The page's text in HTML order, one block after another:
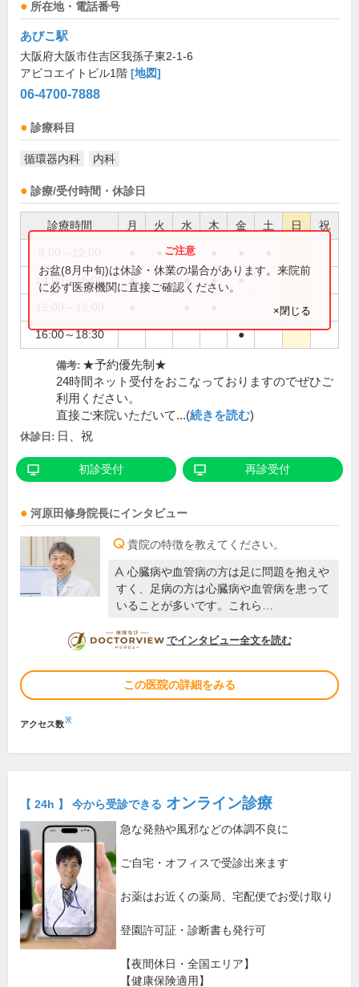
所在地・電話番号
あびこ駅
大阪府大阪市住吉区我孫子東2-1-6
アビコエイトビル1階 [地図]
06-4700-7888
診療科目
循環器内科 内科
診療/受付時間・休診日
診療時間 月 火 水 木 金 土 日 祝
●
14:00～16:00 ● ● ● ●
16:00～18:30 ●
お盆(8月中旬)は休診・休業の場合があります。来院前
に必ず医療機関に直接ご確認ください。
×閉じる
備考: ★予約優先制★
24時間ネット受付をおこなっておりますのでぜひご
利用ください。
直接ご来院いただいて...(続きを読む)
休診日: 日、祝
初診受付 再診受付
河原田修身院長にインタビュー
貴院の特徴を教えてください。
心臓病や血管病の方は足に問題を抱えや
すく、足病の方は心臓病や血管病を患って
いることが多いです。これら…
DOCTORVIEW
でインタビュー全文を読む
この医院の詳細をみる
アクセス数※
【 24h 】 今から受診できる オンライン診療
急な発熱や風邪などの体調不良に
ご自宅・オフィスで受診出来ます
お薬はお近くの薬局、宅配便でお受け取り
登園許可証・診断書も発行可
【夜間休日・全国エリア】
【健康保険適用】